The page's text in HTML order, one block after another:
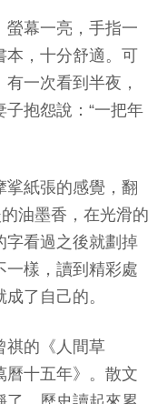
螢幕一亮，手指一
本，十分舒適。可
一次看到半夜，
抱怨說：“一把年
挲紙張的感覺，翻
油墨香，在光滑的
字看過之後就劃掉
一樣，讀到精彩處
了自己的。
祺的《人間草
曆十五年》。散文